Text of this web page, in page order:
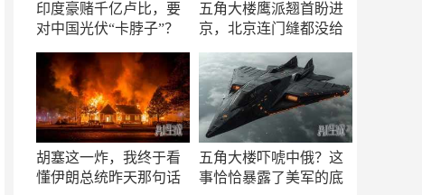
印度豪赌千亿卢比，要
对中国光伏“卡脖子”？
五角大楼鹰派翘首盼进
京，北京连门缝都没给
胡塞这一炸，我终于看
懂伊朗总统昨天那句话
五角大楼吓唬中俄？这
事恰恰暴露了美军的底